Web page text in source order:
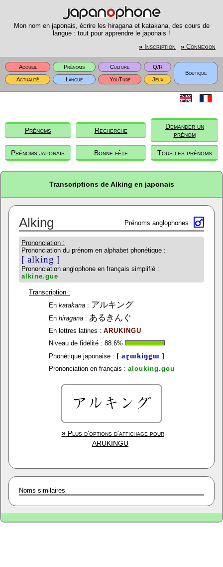
Mon nom en japonais, écrire les hiragana et katakana, des cours de
langue : tout pour apprendre le japonais !
» Inscription » Connexion
Accueil Prénoms Culture
Q/R
Boutique
Actualité
Langue YouTube Jeux
Prénoms Recherche
Demander un
prénom
Prénoms japonais Bonne fête Tous les prénoms
Transcriptions de Alking en japonais
Alking Prénoms anglophones
Prononciation :
Prononciation du prénom en alphabet phonétique :
[ alking ]
Prononciation anglophone en français simplifié :
alkine.gue
Transcription :
En katakana: アルキング
En hiragana: あるきんぐ
En lettres latines : ARUKINGU
Niveau de fidélité : 88.6%
Phonétique japonaise : [ aɽɯkiŋgɯ ]
Prononciation en français : alouking.gou
»Plus d'options d'affichage pour
ARUKINGU
Noms similaires